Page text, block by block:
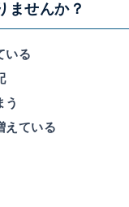
ませんか？
いる
う
えている